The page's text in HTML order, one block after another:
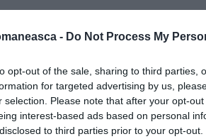
- Do Not Process My
opt-out of the sale, sharing to third parties,
for targeted advertising by us,
selection. Please note that after your opt-
interest-based ads based on personal
to third parties prior to your opt-
sunt situate în Lombardia.
cu 28.901 euro,iar pe al treilea